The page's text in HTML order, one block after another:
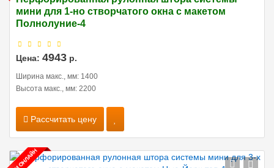
мини для 1-но створчатого окна с макетом
Полнолуние-4
Цена: 4943 р.
Ширина макс., мм: 1400
Высота макс., мм: 2200
Рассчитать цену